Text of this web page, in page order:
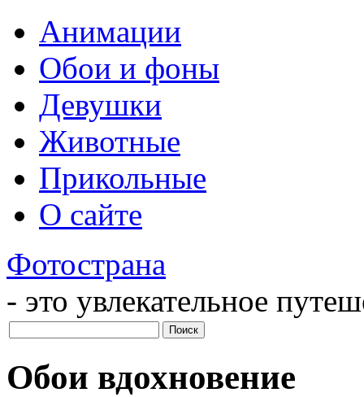
Анимации
Обои и фоны
Девушки
Животные
Прикольные
О сайте
Фотострана
- это увлекательное
Обои вдохновение